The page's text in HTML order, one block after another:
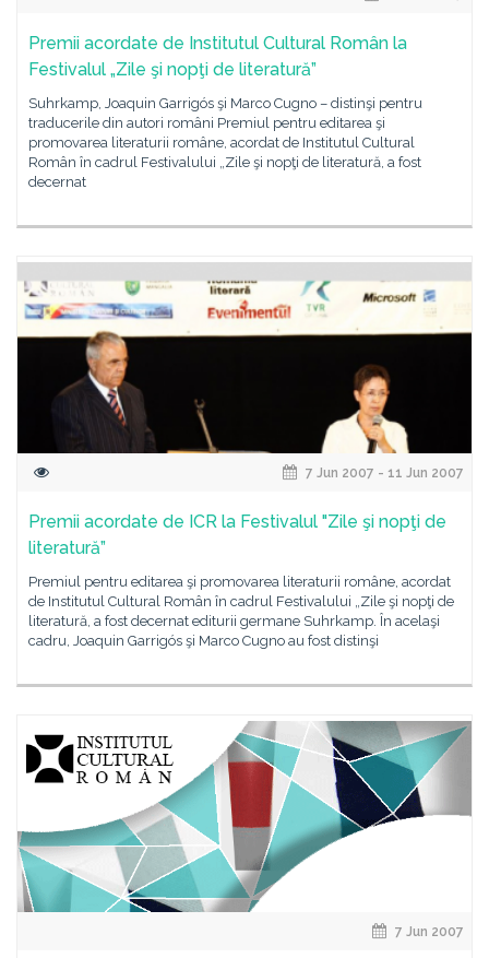
Premii acordate de Institutul Cultural Român la
Festivalul „Zile şi nopţi de literatură”
Suhrkamp, Joaquin Garrigós şi Marco Cugno – distinşi pentru
traducerile din autori români Premiul pentru editarea şi
promovarea literaturii române, acordat de Institutul Cultural
Român în cadrul Festivalului „Zile şi nopţi de literatură, a fost
decernat
7 Jun 2007 - 11 Jun 2007
Premii acordate de ICR la Festivalul "Zile şi nopţi de
literatură”
Premiul pentru editarea şi promovarea literaturii române, acordat
de Institutul Cultural Român în cadrul Festivalului „Zile şi nopţi de
literatură, a fost decernat editurii germane Suhrkamp. În acelaşi
cadru, Joaquin Garrigós şi Marco Cugno au fost distinşi
7 Jun 2007